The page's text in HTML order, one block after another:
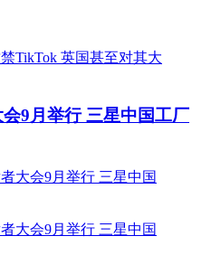
9月举行 三星中国工厂